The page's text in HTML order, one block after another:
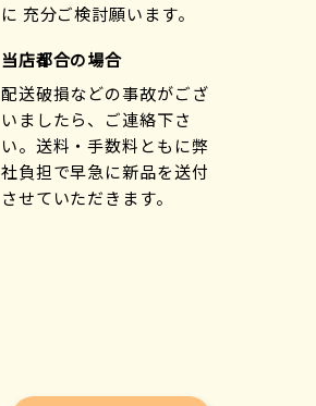
に 充分ご検討願います。
当店都合の場合
配送破損などの事故がござ
いましたら、ご連絡下さ
い。送料・手数料ともに弊
社負担で早急に新品を送付
させていただきます。